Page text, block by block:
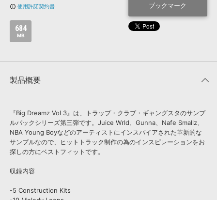
APS 映像のBGM・セリフを音声分離
SLS
info_outline 使用許諾契約書
684
MB
ブックマーク
製品概要
『Big Dreamz Vol 3』は、トラップ・クラブ・ギャングスタのサンプ
ルパックシリーズ第三弾です。Juice Wrld、Gunna、Nafe Smallz、
NBA Young Boyなどのアーティストにインスパイアされた革新的な
サンプルなので、ヒットトラック制作の為のインスピレーションをお
探しの方にベストフィットです。
収録内容
-5 Construction Kits